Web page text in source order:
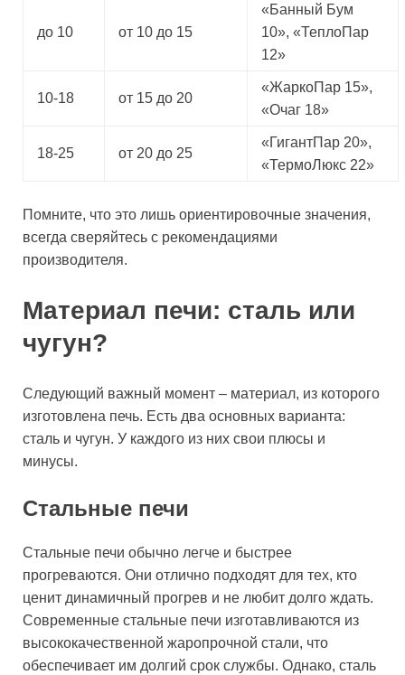
до 10 от 10 до 15
«Банный Бум
10», «ТеплоПар
12»
10-18 от 15 до 20
«ЖаркоПар 15»,
«Очаг 18»
18-25 от 20 до 25
«ГигантПар 20»,
«ТермоЛюкс 22»
Помните, что это лишь ориентировочные значения,
всегда сверяйтесь с рекомендациями
производителя.
Материал печи: сталь или
чугун?
Следующий важный момент – материал, из которого
изготовлена печь. Есть два основных варианта:
сталь и чугун. У каждого из них свои плюсы и
минусы.
Стальные печи
Стальные печи обычно легче и быстрее
прогреваются. Они отлично подходят для тех, кто
ценит динамичный прогрев и не любит долго ждать.
Современные стальные печи изготавливаются из
высококачественной жаропрочной стали, что
обеспечивает им долгий срок службы. Однако, сталь